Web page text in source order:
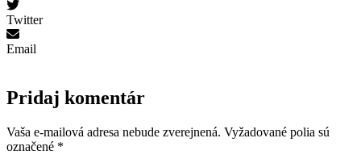
Twitter
Email
Pridaj komentár
Vaša e-mailová adresa nebude zverejnená. Vyžadované polia sú
označené *